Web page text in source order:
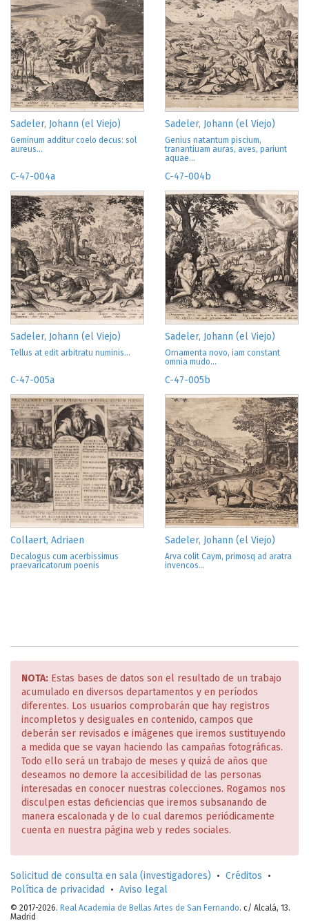
Sadeler, Johann (el Viejo)
Geminum additur coelo decus: sol
aureus...
Sadeler, Johann (el Viejo)
Genius natantum piscium,
tranantiuam auras, aves, pariunt
aquae...
C-47-004a
Sadeler, Johann (el Viejo)
Tellus at edit arbitratu numinis...
C-47-004b
Sadeler, Johann (el Viejo)
Ornamenta novo, iam constant
omnia mudo...
C-47-005a
Collaert, Adriaen
Decalogus cum acerbissimus
praevaricatorum poenis
C-47-005b
Sadeler, Johann (el Viejo)
Arva colit Caym, primosq ad aratra
invencos...
NOTA: Estas bases de datos son el resultado de un trabajo
acumulado en diversos departamentos y en períodos
diferentes. Los usuarios comprobarán que hay registros
incompletos y desiguales en contenido, campos que
deberán ser revisados e imágenes que iremos sustituyendo
a medida que se vayan haciendo las campañas fotográficas.
Todo ello será un trabajo de meses y quizá de años que
deseamos no demore la accesibilidad de las personas
interesadas en conocer nuestras colecciones. Rogamos nos
disculpen estas deficiencias que iremos subsanando de
manera escalonada y de lo cual daremos periódicamente
cuenta en nuestra página web y redes sociales.
Solicitud de consulta en sala (investigadores) • Créditos •
Política de privacidad
• Aviso legal
© 2017-2026. Real Academia de Bellas Artes de San Fernando. c/ Alcalá, 13.
Madrid